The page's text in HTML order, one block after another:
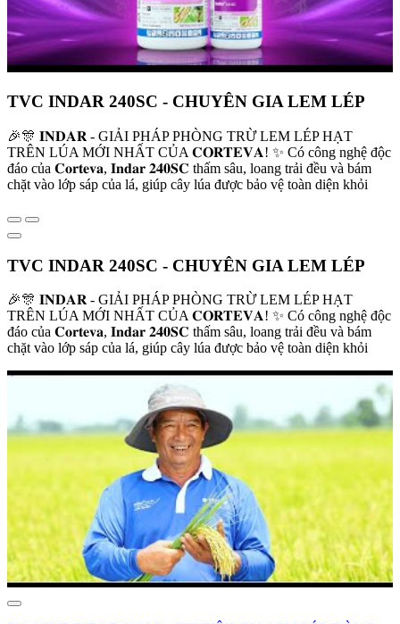
TVC INDAR 240SC - CHUYÊN GIA LEM LÉP
🎉🎊 𝐈𝐍𝐃𝐀𝐑 - GIẢI PHÁP PHÒNG TRỪ LEM LÉP HẠT
TRÊN LÚA MỚI NHẤT CỦA 𝐂𝐎𝐑𝐓𝐄𝐕𝐀! ✨ Có công nghệ độc
đáo của 𝐂𝐨𝐫𝐭𝐞𝐯𝐚, 𝐈𝐧𝐝𝐚𝐫 𝟐𝟒𝟎𝐒𝐂 thấm sâu, loang trải đều và bám
chặt vào lớp sáp của lá, giúp cây lúa được bảo vệ toàn diện khỏi
TVC INDAR 240SC - CHUYÊN GIA LEM LÉP
🎉🎊 𝐈𝐍𝐃𝐀𝐑 - GIẢI PHÁP PHÒNG TRỪ LEM LÉP HẠT
TRÊN LÚA MỚI NHẤT CỦA 𝐂𝐎𝐑𝐓𝐄𝐕𝐀! ✨ Có công nghệ độc
đáo của 𝐂𝐨𝐫𝐭𝐞𝐯𝐚, 𝐈𝐧𝐝𝐚𝐫 𝟐𝟒𝟎𝐒𝐂 thấm sâu, loang trải đều và bám
chặt vào lớp sáp của lá, giúp cây lúa được bảo vệ toàn diện khỏi